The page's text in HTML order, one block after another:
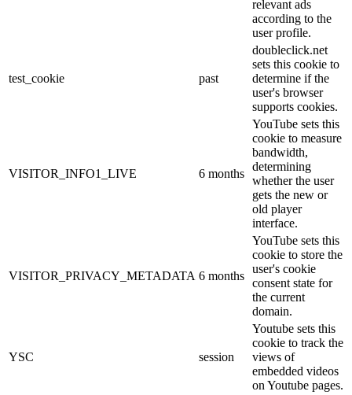
relevant ads
according to the
user profile.
test_cookie past
doubleclick.net
sets this cookie to
determine if the
user's browser
supports cookies.
VISITOR_INFO1_LIVE 6 months
YouTube sets this
cookie to measure
bandwidth,
determining
whether the user
gets the new or
old player
interface.
VISITOR_PRIVACY_METADATA 6 months
YouTube sets this
cookie to store the
user's cookie
consent state for
the current
domain.
YSC session
Youtube sets this
cookie to track the
views of
embedded videos
on Youtube pages.